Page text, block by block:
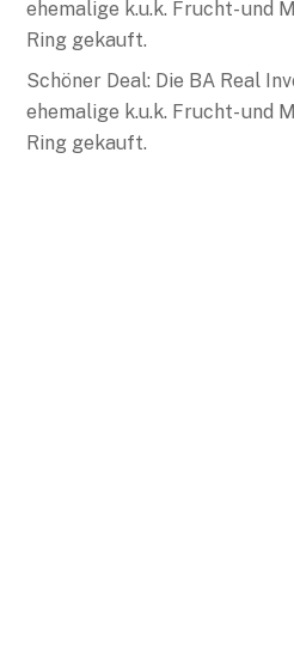
Schöner Deal: Die BA Real
ehemalige k.u.k. Frucht- und
Ring gekauft.